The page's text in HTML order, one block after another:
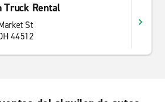
Truck Rental
St
44512